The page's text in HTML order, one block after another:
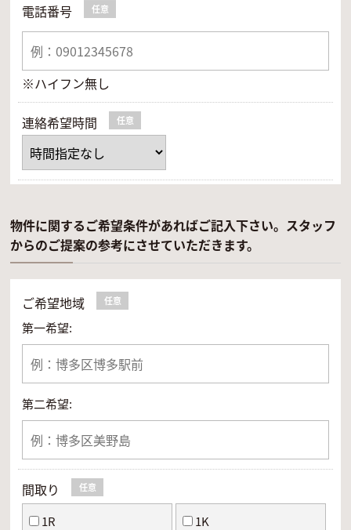
電話番号 任意
※ハイフン無し
連絡希望時間 任意
物件に関するご希望条件があればご記入下さい。スタッフ
からのご提案の参考にさせていただきます。
ご希望地域 任意
第一希望:
第二希望:
間取り 任意
1R 1K